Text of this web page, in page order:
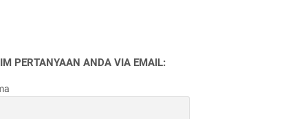
PERTANYAAN ANDA VIA EMAIL: